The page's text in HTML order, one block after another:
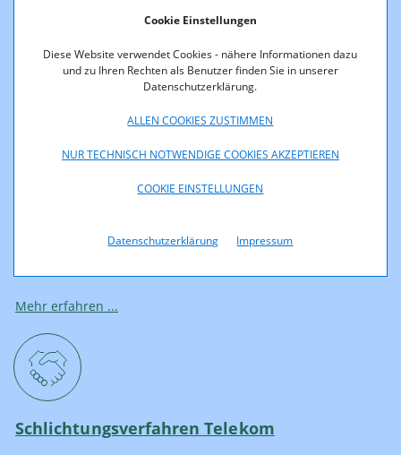
Cookie Einstellungen
Diese Website verwendet Cookies - nähere Informationen dazu
und zu Ihren Rechten als Benutzer finden Sie in unserer
Datenschutzerklärung.
ALLEN COOKIES ZUSTIMMEN
NUR TECHNISCH NOTWENDIGE COOKIES AKZEPTIEREN
COOKIE EINSTELLUNGEN
Datenschutzerklärung Impressum
Schlichtungsverfahren Post
Die Schlichtungsstelle kann Ihnen helfen, wenn Sie ein
Postsendung, Vertrags­schwierigkeiten oder mangelhafte
Mehr erfahren ...
Schlichtungsverfahren Telekom